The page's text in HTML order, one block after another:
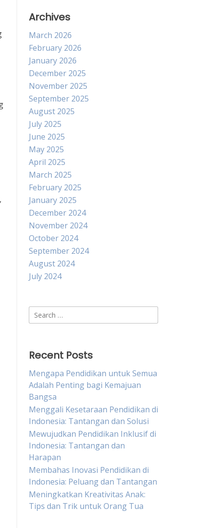
Archives
March 2026
February 2026
January 2026
December 2025
November 2025
September 2025
August 2025
July 2025
June 2025
May 2025
April 2025
March 2025
February 2025
January 2025
December 2024
November 2024
October 2024
September 2024
August 2024
July 2024
Search
for:
Recent Posts
Mengapa Pendidikan untuk Semua
Adalah Penting bagi Kemajuan
Bangsa
Menggali Kesetaraan Pendidikan di
Indonesia: Tantangan dan Solusi
Mewujudkan Pendidikan Inklusif di
Indonesia: Tantangan dan
Harapan
Membahas Inovasi Pendidikan di
Indonesia: Peluang dan Tantangan
Meningkatkan Kreativitas Anak:
Tips dan Trik untuk Orang Tua